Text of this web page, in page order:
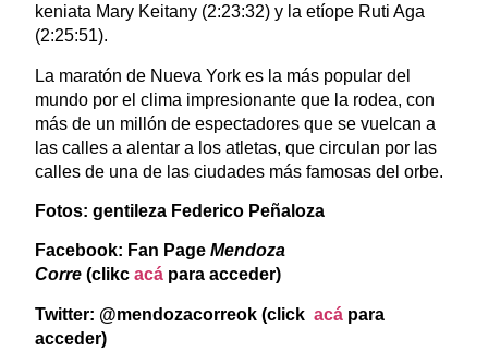
keniata Mary Keitany (2:23:32) y la etíope Ruti Aga
(2:25:51).
La maratón de Nueva York es la más popular del
mundo por el clima impresionante que la rodea, con
más de un millón de espectadores que se vuelcan a
las calles a alentar a los atletas, que circulan por las
calles de una de las ciudades más famosas del orbe.
Fotos: gentileza Federico Peñaloza
Facebook: Fan Page Mendoza
Corre(clikc acápara acceder)
Twitter: @mendozacorreok (click acápara
acceder)